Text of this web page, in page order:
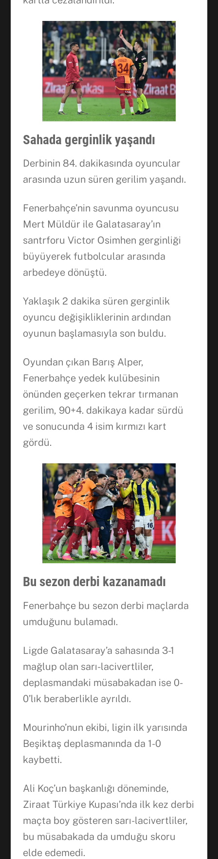
Sahada gerginlik yaşandı
Derbinin 84. dakikasında oyuncular
arasında uzun süren gerilim yaşandı.
Fenerbahçe’nin savunma oyuncusu
Mert Müldür ile Galatasaray’ın
santrforu Victor Osimhen gerginliği
büyüyerek futbolcular arasında
arbedeye dönüştü.
Yaklaşık 2 dakika süren gerginlik
oyuncu değişikliklerinin ardından
oyunun başlamasıyla son buldu.
Oyundan çıkan Barış Alper,
Fenerbahçe yedek kulübesinin
önünden geçerken tekrar tırmanan
gerilim, 90+4. dakikaya kadar sürdü
ve sonucunda 4 isim kırmızı kart
gördü.
Bu sezon derbi kazanamadı
Fenerbahçe bu sezon derbi maçlarda
umduğunu bulamadı.
Ligde Galatasaray’a sahasında 3-1
mağlup olan sarı-lacivertliler,
deplasmandaki müsabakadan ise 0-
0’lık beraberlikle ayrıldı.
Mourinho’nun ekibi, ligin ilk yarısında
Beşiktaş deplasmanında da 1-0
kaybetti.
Ali Koç’un başkanlığı döneminde,
Ziraat Türkiye Kupası’nda ilk kez derbi
maçta boy gösteren sarı-lacivertliler,
bu müsabakada da umduğu skoru
elde edemedi.